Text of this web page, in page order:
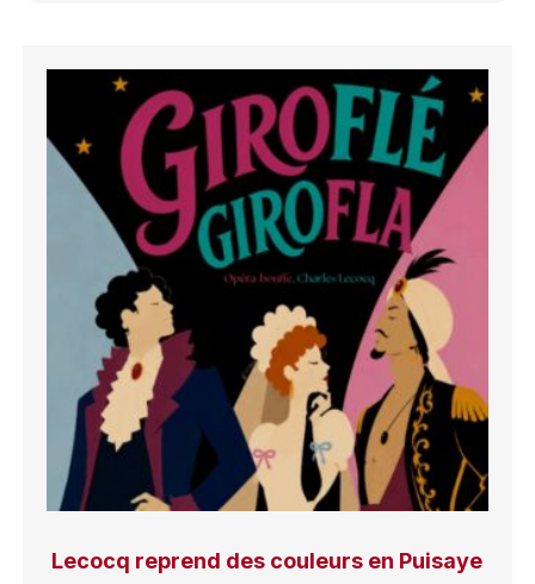
Lecocq reprend des couleurs en Puisaye